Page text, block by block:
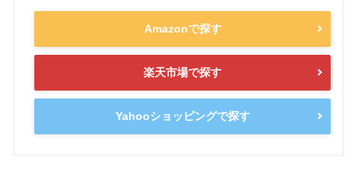
Amazonで探す
楽天市場で探す
Yahooショッピングで探す